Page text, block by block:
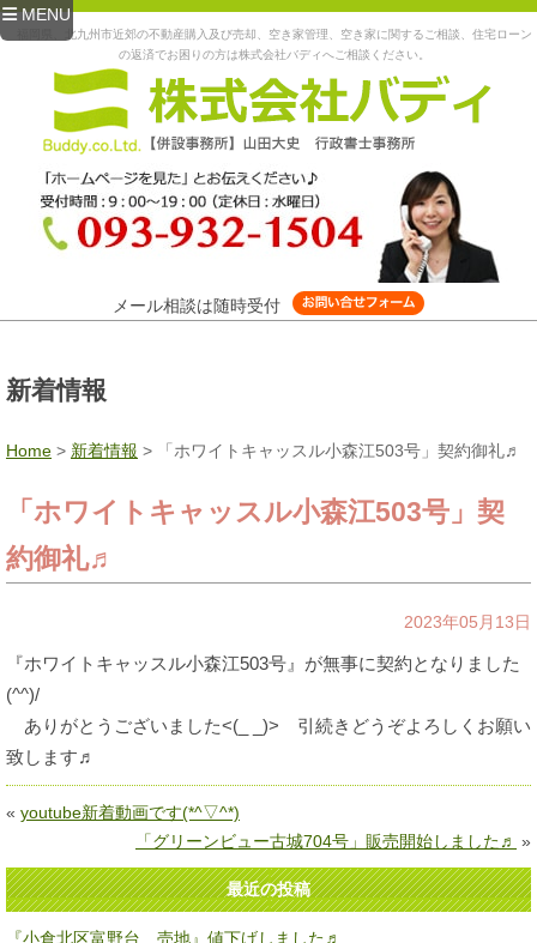
MENU
福岡県、北九州市近郊の不動産購入及び売却、空き家管理、空き家に関するご相談、住宅ローン
の返済でお困りの方は株式会社バディへご相談ください。
メール相談は随時受付
新着情報
Home > 新着情報 > 「ホワイトキャッスル小森江503号」契約御礼♬
「ホワイトキャッスル小森江503号」契
約御礼♬
2023年05月13日
『ホワイトキャッスル小森江503号』が無事に契約となりました
(^^)/
ありがとうございました<(_ _)> 引続きどうぞよろしくお願い
致します♬
« youtube新着動画です(*^▽^*)
「グリーンビュー古城704号」販売開始しました♬ »
最近の投稿
『小倉北区富野台 売地』値下げしました♬